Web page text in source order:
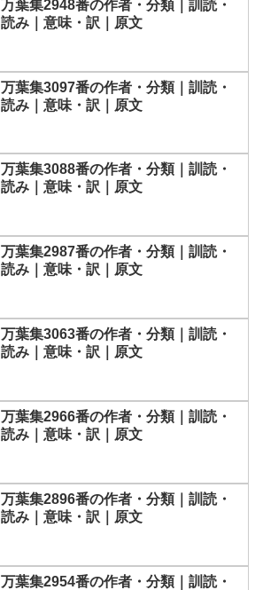
万葉集2948番の作者・分類｜訓読・
読み｜意味・訳｜原文
万葉集3097番の作者・分類｜訓読・
読み｜意味・訳｜原文
万葉集3088番の作者・分類｜訓読・
読み｜意味・訳｜原文
万葉集2987番の作者・分類｜訓読・
読み｜意味・訳｜原文
万葉集3063番の作者・分類｜訓読・
読み｜意味・訳｜原文
万葉集2966番の作者・分類｜訓読・
読み｜意味・訳｜原文
万葉集2896番の作者・分類｜訓読・
読み｜意味・訳｜原文
万葉集2954番の作者・分類｜訓読・